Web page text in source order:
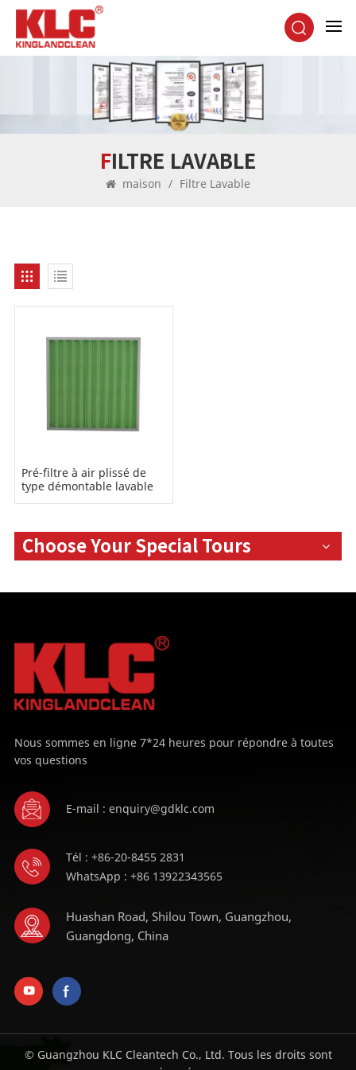
FILTRE LAVABLE
maison / Filtre Lavable
Pré-filtre à air plissé de
type démontable lavable
Choose Your Special Tours
Nous sommes en ligne 7*24 heures pour répondre à toutes
vos questions
E-mail : enquiry@gdklc.com
Tél : +86-20-8455 2831
WhatsApp : +86 13922343565
Huashan Road, Shilou Town, Guangzhou,
Guangdong, China
© Guangzhou KLC Cleantech Co., Ltd. Tous les droits sont